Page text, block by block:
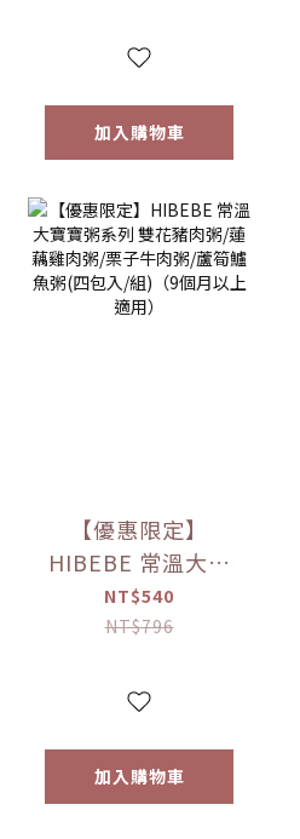
限定】
加入購物車
【優惠限定】
HIBEBE 常溫大寶
寶粥系列 雙花豬肉
粥/蓮藕雞肉粥/栗子
(四包入/組)（9個月
NT$540
NT$796
加入購物車